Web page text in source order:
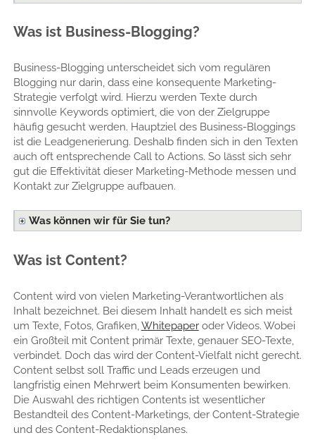
Was ist Business-Blogging?
Business-Blogging unterscheidet sich vom regulären
Blogging nur darin, dass eine konsequente Marketing-
Strategie verfolgt wird. Hierzu werden Texte durch
sinnvolle Keywords optimiert, die von der Zielgruppe
häufig gesucht werden. Hauptziel des Business-Bloggings
ist die Leadgenerierung. Deshalb finden sich in den Texten
auch oft entsprechende Call to Actions. So lässt sich sehr
gut die Effektivität dieser Marketing-Methode messen und
Kontakt zur Zielgruppe aufbauen.
Was können wir für Sie tun?
Was ist Content?
Content wird von vielen Marketing-Verantwortlichen als
Inhalt bezeichnet. Bei diesem Inhalt handelt es sich meist
um Texte, Fotos, Grafiken,Whitepaperoder Videos. Wobei
ein Großteil mit Content primär Texte, genauer SEO-Texte,
verbindet. Doch das wird der Content-Vielfalt nicht gerecht.
Content selbst soll Traffic und Leads erzeugen und
langfristig einen Mehrwert beim Konsumenten bewirken.
Die Auswahl des richtigen Contents ist wesentlicher
Bestandteil des Content-Marketings, der Content-Strategie
und des Content-Redaktionsplanes.